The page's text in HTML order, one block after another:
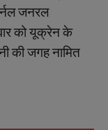
जनरल
कोयूक्रेनके
कीजगहनामित